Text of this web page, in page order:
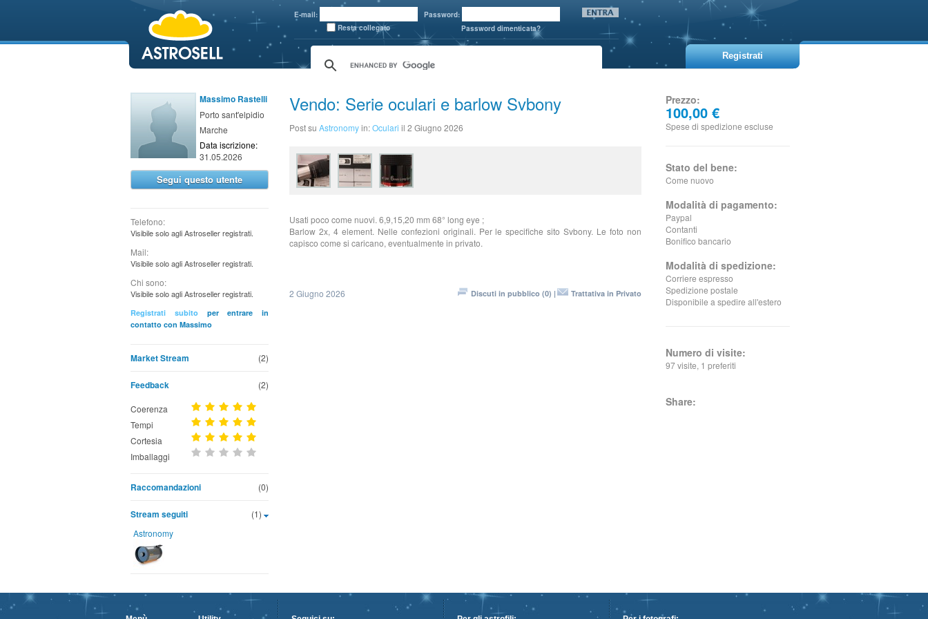
E-mail:
Password:
Resta collegato
Password dimenticata?
Registrati
Massimo Rastelli
Porto sant'elpidio
Marche
Data iscrizione:
31.05.2026
Segui questo utente
Telefono:
Visibile solo agli Astroseller registrati.
Mail:
Visibile solo agli Astroseller registrati.
Chi sono:
Visibile solo agli Astroseller registrati.
Registrati subitoper entrare in
contatto con Massimo
(2)
Market Stream
Feedback (2)
Coerenza
Tempi
Cortesia
Imballaggi
(0)
Raccomandazioni
(1)
Stream seguiti
Astronomy
Vendo: Serie oculari e barlow Svbony
Post su Astronomyin:Oculari il 2 Giugno 2026
Usati poco come nuovi. 6,9,15,20 mm 68° long eye ;
Barlow 2x, 4 element. Nelle confezioni originali. Per le specifiche sito Svbony. Le foto non
capisco come si caricano, eventualmente in privato.
2 Giugno 2026 Discuti in pubblico (0) | Trattativa in Privato
Prezzo:
100,00 €
Spese di spedizione escluse
Stato del bene:
Come nuovo
Modalità di pagamento:
Paypal
Contanti
Bonifico bancario
Modalità di spedizione:
Corriere espresso
Spedizione postale
Disponibile a spedire all'estero
Numero di visite:
97 visite, 1 preferiti
Share: